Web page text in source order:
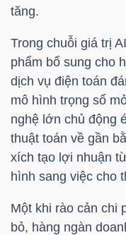
tăng.
Trong chuỗi giá trị
phẩm bổ sung cho
dịch vụ điện toán
mô hình trọng số
nghệ lớn chủ động
thuật toán về gần
xích tạo lợi nhuận
hình sang việc cho
Một khi rào cản chi
bỏ, hàng ngàn
TÀI
CHÍNH
CÔNG
NGHỆ
THÔNG